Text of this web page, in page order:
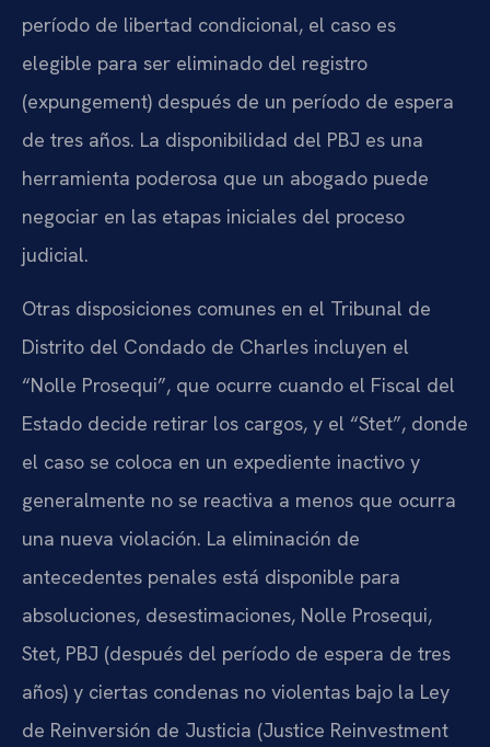
período de libertad condicional, el caso es
elegible para ser eliminado del registro
(expungement) después de un período de espera
de tres años. La disponibilidad del PBJ es una
herramienta poderosa que un abogado puede
negociar en las etapas iniciales del proceso
judicial.
Otras disposiciones comunes en el Tribunal de
Distrito del Condado de Charles incluyen el
“Nolle Prosequi”, que ocurre cuando el Fiscal del
Estado decide retirar los cargos, y el “Stet”, donde
el caso se coloca en un expediente inactivo y
generalmente no se reactiva a menos que ocurra
una nueva violación. La eliminación de
antecedentes penales está disponible para
absoluciones, desestimaciones, Nolle Prosequi,
Stet, PBJ (después del período de espera de tres
años) y ciertas condenas no violentas bajo la Ley
de Reinversión de Justicia (Justice Reinvestment